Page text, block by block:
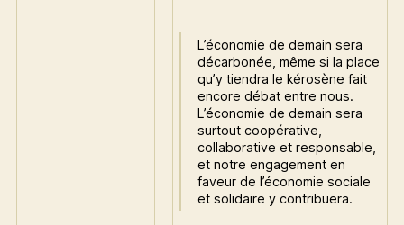
L’économie de demain sera
décarbonée, même si la place
qu’y tiendra le kérosène fait
encore débat entre nous.
L’économie de demain sera
surtout coopérative,
collaborative et responsable,
et notre engagement en
faveur de l’économie sociale
et solidaire y contribuera.